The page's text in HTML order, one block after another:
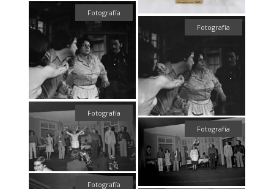
Fotografía
Fotografía
Fotografía
Fotografía
Fotografía